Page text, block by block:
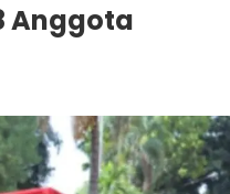
Anggota